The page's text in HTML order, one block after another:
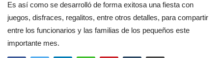
Es así como se desarrolló de forma exitosa una fiesta con
juegos, disfraces, regalitos, entre otros detalles, para compartir
entre los funcionarios y las familias de los pequeños este
importante mes.